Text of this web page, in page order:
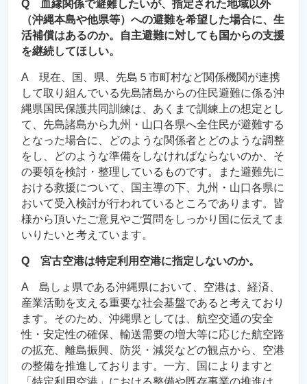
Q 血縁関係で避難したいが、指定された地域以外
（沖縄本島や他県等）への避難を希望した場合に、生
活補償はあるのか。自主避難に対しても国からの支援
を継続してほしい。
A 現在、国、県、先島５市町村など関係機関が連携
して取り組んでいる先島諸島からの住民避難に係る沖
縄県国民保護共同訓練は、あくまで訓練上の想定とし
て、先島諸島から九州・山口各県へ全住民が避難する
となった場合に、どのような関係者とどのような調整
をし、どのような準備をしなければならないのか、そ
の要領を検討・整理しているものです。また避難先に
おける救援について、国主導の下、九州・山口各県に
おいて受入検討が行われているところであります。皆
様から頂いたご意見やご質問をしっかり国に伝えてま
いりたいと考えています。
Q 宮古空港は特定利用空港に指定しないのか。
A 島しょ県である沖縄県において、空港は、経済、
産業活動を支える重要な社会基盤であると考えており
ます。そのため、沖縄県としては、航空交通の安全
性・安定性の確保、輸送需要の増大等に応じた航空路
の拡充、離島振興、防災・減災などの観点から、空港
の整備を推進しております。一方、国によりますと
「特定利用空港」における整備や既存事業の推進は、